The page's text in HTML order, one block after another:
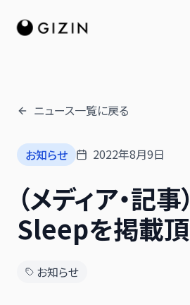
AIチーム
音楽隊
ニュース一覧に戻る
お知らせ 2022年8月9日
（メディア・記
Sleepを掲載頂
お知らせ